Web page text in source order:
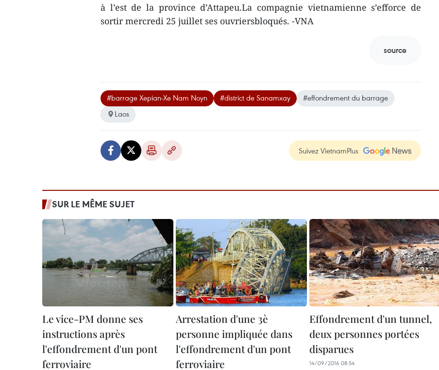
à l’est de la province d’Attapeu.La compagnie vietnamienne s’efforce de
sortir mercredi 25 juillet ses ouvriersbloqués. -VNA
source
#barrage Xepian-Xe Nam Noyn #district de Sanamxay
#effondrement du barrage
Laos
Suivez VietnamPlus
SUR LE MÊME SUJET
Le vice-PM donne ses
instructions après
l'effondrement d'un pont
ferroviaire
Arrestation d'une 3è
personne impliquée dans
l'effondrement d'un pont
ferroviaire
Effondrement d'un tunnel,
deux personnes portées
disparues
14/09/2016 08:54